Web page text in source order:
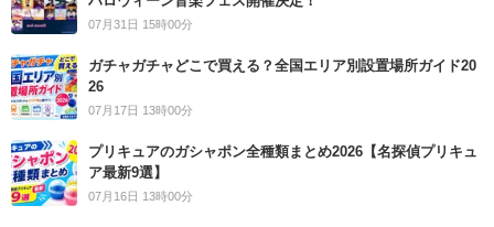
07月31日 15時00分
ガチャガチャどこで買える？全国エリア別設置場所ガイド20
26
07月17日 13時00分
プリキュアのガシャポン全種類まとめ2026【名探偵プリキュ
ア最新9選】
07月16日 13時00分